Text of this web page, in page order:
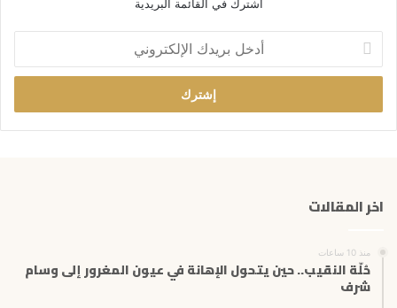
اشترك في القائمة البريدية
خ
ب
ر
ااخر المقالات
منذ 10 ساعات
حُلّة النقيب.. حين يتحول الإهانة في عيون المغرور إلى وسام
شرف